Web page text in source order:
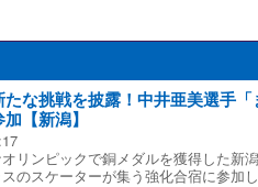
たな挑戦を披露！中井亜美選手
【新潟】
リンピックで銅メダルを獲得した新
のスケーターが集う強化合宿に参加